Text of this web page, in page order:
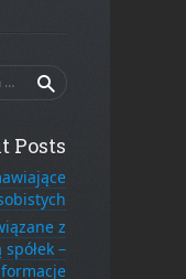
Posts
z
–